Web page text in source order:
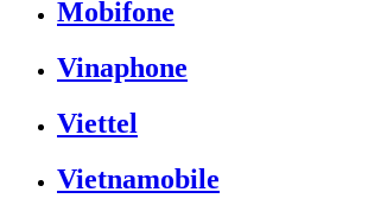
Mobifone
Vinaphone
Viettel
Vietnamobile